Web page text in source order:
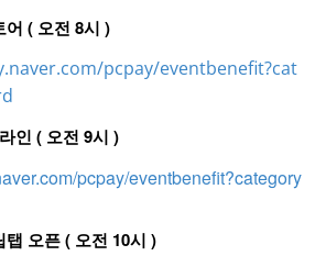
어 ( 오전 8시 )
pcpay/eventbenefit?cat
인 ( 오전 9시 )
pcpay/eventbenefit?category
탭 오픈 ( 오전 10시 )